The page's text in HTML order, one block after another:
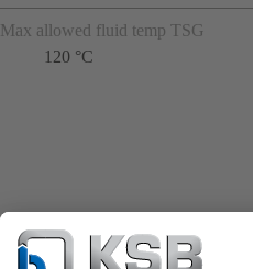
Max allowed fluid temp TSG
120 °C